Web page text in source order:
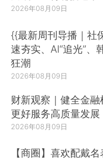
2026年08月09日
{{最新周刊导播｜社
速夯实、AI“追光”、
狂潮
2026年08月09日
财新观察｜健全金融
更好服务高质量发展
2026年08月09日
【商圈】喜欢配戴